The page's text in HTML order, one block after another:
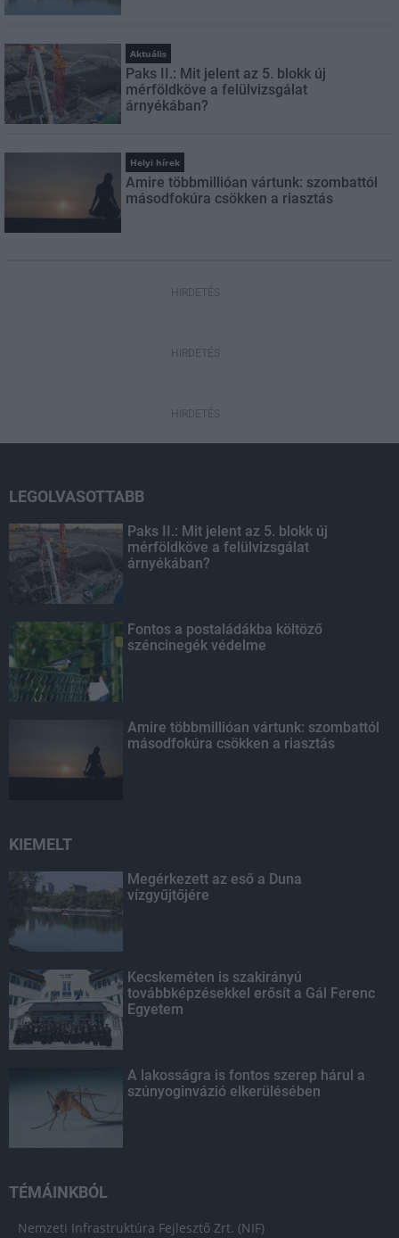
Aktuális
Paks II.: Mit jelent az 5. blokk új
mérföldköve a felülvizsgálat
árnyékában?
Helyi hírek
Amire többmillióan vártunk: szombattól
másodfokúra csökken a riasztás
HIRDETÉS
HIRDETÉS
HIRDETÉS
LEGOLVASOTTABB
Paks II.: Mit jelent az 5. blokk új
mérföldköve a felülvizsgálat
árnyékában?
Fontos a postaládákba költöző
széncinegék védelme
Amire többmillióan vártunk: szombattól
másodfokúra csökken a riasztás
KIEMELT
Megérkezett az eső a Duna
vízgyűjtőjére
Kecskeméten is szakirányú
továbbképzésekkel erősít a Gál Ferenc
Egyetem
A lakosságra is fontos szerep hárul a
szúnyoginvázió elkerülésében
TÉMÁINKBÓL
Nemzeti Infrastruktúra Fejlesztő Zrt. (NIF)